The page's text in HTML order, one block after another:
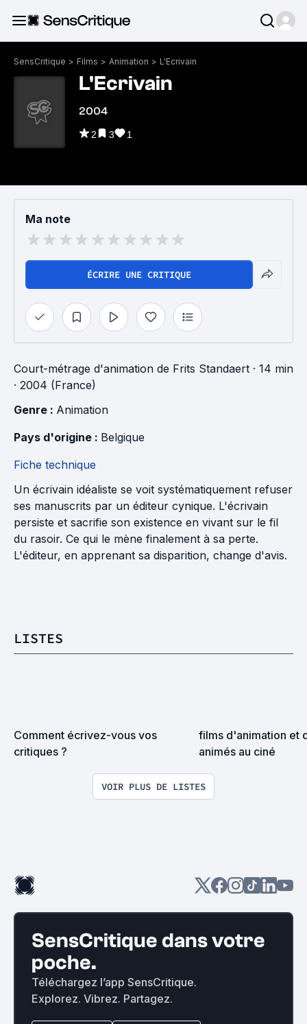
SensCritique > Films > Animation > L'Ecrivain
L'Ecrivain
2004
2 3 1
Ma note
ÉCRIRE UNE CRITIQUE
Court-métrage d'animation de Frits Standaert · 14 min
· 2004 (France)
Genre : Animation
Pays d'origine : Belgique
Fiche technique
Un écrivain idéaliste se voit systématiquement refuser
ses manuscrits par un éditeur cynique. L'écrivain
persiste et sacrifie son existence en vivant sur le fil
du rasoir. Ce qui le mène finalement à sa perte.
L'éditeur, en apprenant sa disparition, change d'avis.
LISTES
Comment écrivez-vous vos
critiques ?
films d'animation et
animés au ciné
VOIR PLUS DE LISTES
SensCritique dans votre
poche.
Téléchargez l’app SensCritique.
Explorez. Vibrez. Partagez.